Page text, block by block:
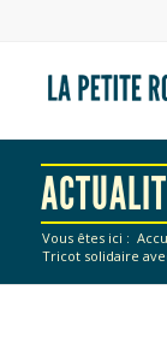
Vous êtes ici :
Tricot solidaire